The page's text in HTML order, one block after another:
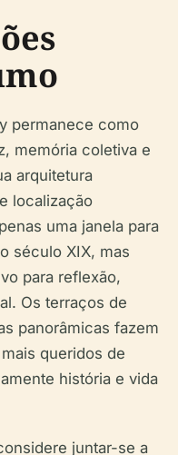
permanece como
memória coletiva e
arquitetura
localização
uma janela para
século XIX, mas
para reflexão,
Os terraços de
panorâmicas fazem
queridos de
história e vida
juntar-se a